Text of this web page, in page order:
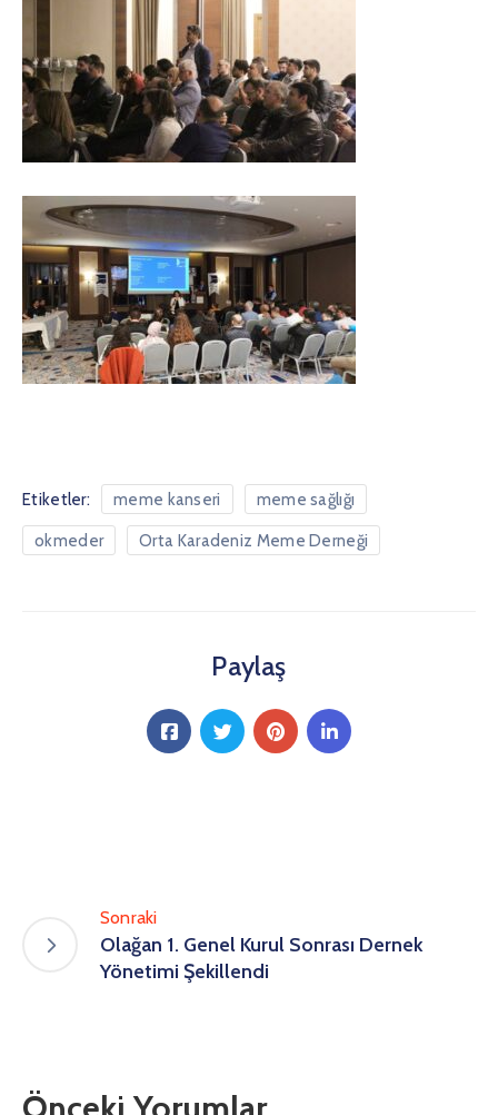
Etiketler: meme kanseri meme sağlığı
okmeder Orta Karadeniz Meme Derneği
Paylaş
Sonraki
Olağan 1. Genel Kurul Sonrası Dernek
Yönetimi Şekillendi